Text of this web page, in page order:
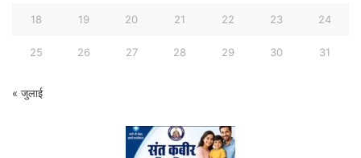
18 19 20 21 22 23 24
25 26 27 28 29 30 31
« जुलाई